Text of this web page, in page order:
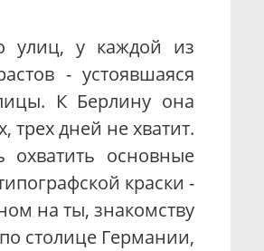
улиц, у каждой из
- устоявшаяся
К Берлину она
трех дней не хватит.
охватить основные
краски -
на ты, знакомству
столице Германии,